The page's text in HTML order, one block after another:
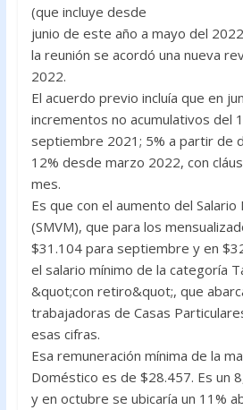
(que incluye desde
junio de este año a mayo del
la reunión se acordó una nueva
2022.
El acuerdo previo incluía que en
incrementos no acumulativos del
septiembre 2021; 5% a partir de
12% desde marzo 2022, con
mes.
Es que con el aumento del Salario
(SMVM), que para los
$31.104 para septiembre y en
el salario mínimo de la categoría
&quot;con retiro&quot;, que
trabajadoras de Casas
esas cifras.
Esa remuneración mínima de la
Doméstico es de $28.457. Es un
y en octubre se ubicaría un 11%